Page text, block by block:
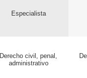
Especialista
Derecho civil, penal,
administrativo